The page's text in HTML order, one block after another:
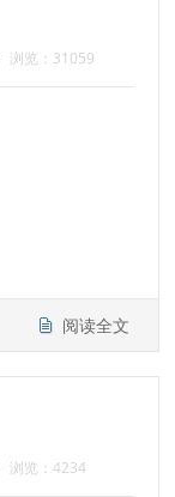
浏览：31059
阅读全文
浏览：4234